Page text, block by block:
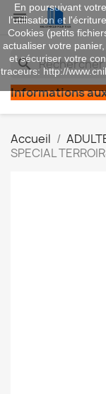

search
Informations
Accueil
SPECIAL
En poursuivant
l’utilisation et
Cookies (petits
actualiser votre
et sécuriser votre
traceurs: http://